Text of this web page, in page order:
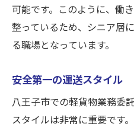
可能です。このように、働
整っているため、シニア層
る職場となっています。
安全第一の運送スタイル
八王子市での軽貨物業務委
スタイルは非常に重要です